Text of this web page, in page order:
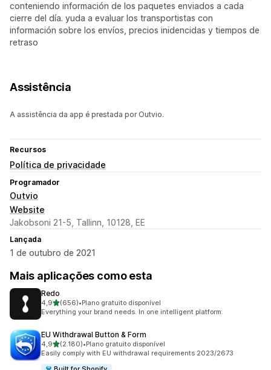
conteniendo información de los paquetes enviados a cada
cierre del día. yuda a evaluar los transportistas con
información sobre los envíos, precios inidencidas y tiempos de
retraso
Assistência
A assistência da app é prestada por Outvio.
Recursos
Política de privacidade
Programador
Outvio
Website
Jakobsoni 21-5, Tallinn, 10128, EE
Lançada
1 de outubro de 2021
Mais aplicações como esta
Redo
4,9de 5 estrelas
(656)
656 total de avaliações
•Plano gratuito disponível
Everything your brand needs. In one intelligent platform.
EU Withdrawal Button & Form
4,9de 5 estrelas
(2.180)
2180 total de avaliações
•Plano gratuito disponível
Easily comply with EU withdrawal requirements 2023/2673